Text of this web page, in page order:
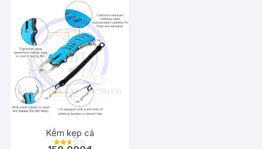
Kềm kẹp cá